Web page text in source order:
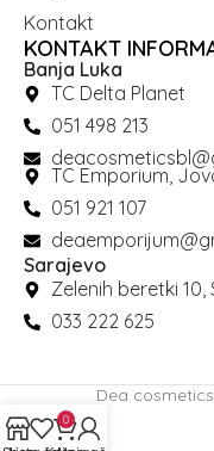
Kontakt
KONTAKT
Banja Luka
TC Delta Planet
051 498 213
TC Emporium,
051 921 107
Sarajevo
Zelenih beretki
033 222 625
Dea
0